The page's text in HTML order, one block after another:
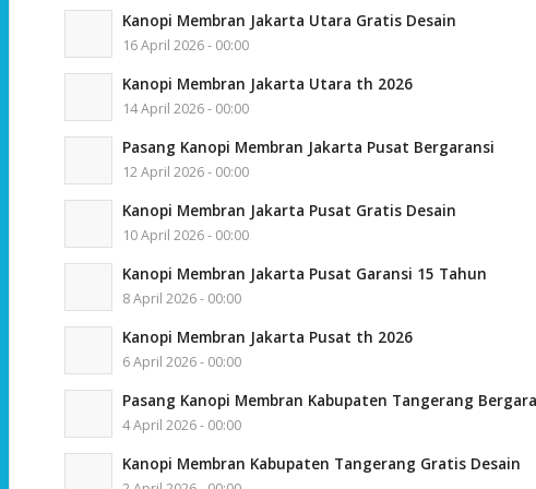
Kanopi Membran Jakarta Utara Gratis Desain
16 April 2026 - 00:00
Kanopi Membran Jakarta Utara th 2026
14 April 2026 - 00:00
Pasang Kanopi Membran Jakarta Pusat Bergaransi
12 April 2026 - 00:00
Kanopi Membran Jakarta Pusat Gratis Desain
10 April 2026 - 00:00
Kanopi Membran Jakarta Pusat Garansi 15 Tahun
8 April 2026 - 00:00
Kanopi Membran Jakarta Pusat th 2026
6 April 2026 - 00:00
Pasang Kanopi Membran Kabupaten Tangerang
4 April 2026 - 00:00
Kanopi Membran Kabupaten Tangerang Gratis Desain